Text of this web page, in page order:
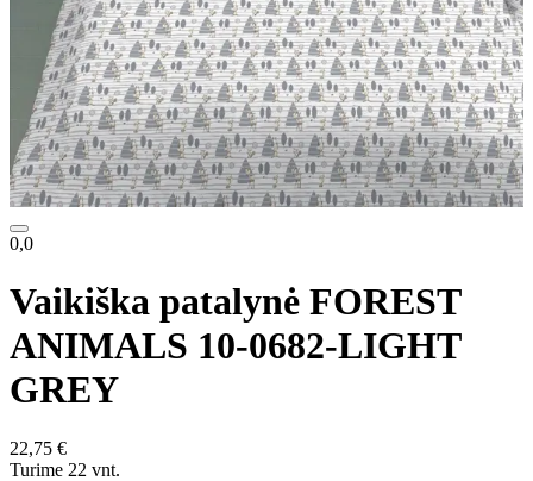
0,0
Vaikiška patalynė FOREST
ANIMALS 10-0682-LIGHT
GREY
22,75 €
Turime 22 vnt.